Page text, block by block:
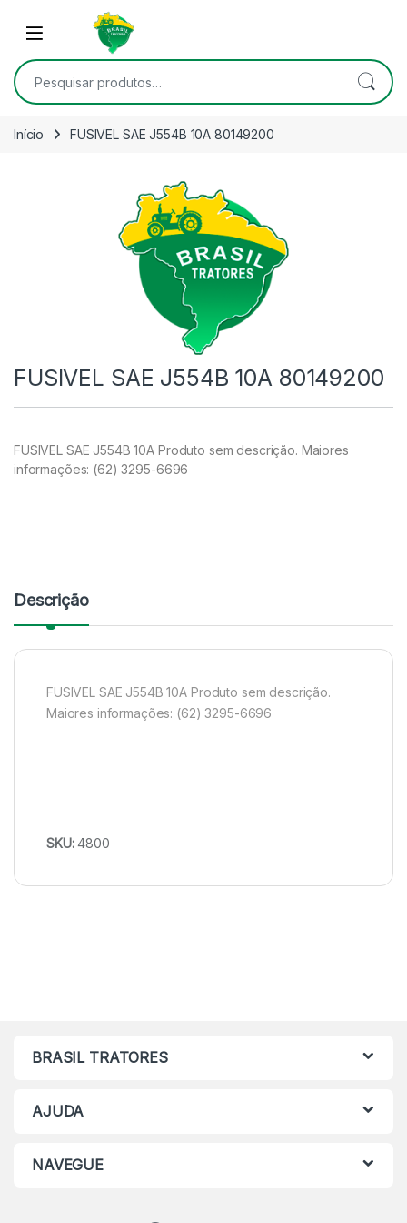
Skip to navigation
Open
Pesquisar por:
Início FUSIVEL SAE J554B 10A 80149200
FUSIVEL SAE J554B 10A 80149200
FUSIVEL SAE J554B 10A Produto sem descrição. Maiores
informações: (62) 3295-6696
Descrição
FUSIVEL SAE J554B 10A Produto sem descrição.
Maiores informações: (62) 3295-6696
SKU:4800
BRASIL TRATORES
AJUDA
NAVEGUE